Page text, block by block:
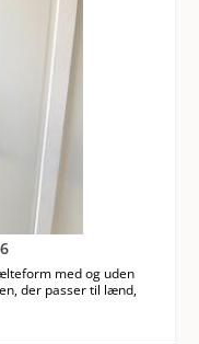
med og uden
der passer til lænd,